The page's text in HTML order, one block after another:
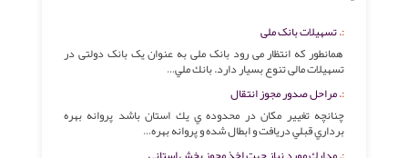
تسهیلات بانک ملی
همانطور که انتظار می رود بانک ملی به عنوان یک بانک دولتی در
تسهیلات مالی تنوع بسیار دارد. بانك ملي…
مراحل صدور مجوز انتقال
چنانچه تغيير مكان در محدوده ي يك استان باشد پروانه بهره
برداري قبلي دريافت و ابطال شده و پروانه بهره…